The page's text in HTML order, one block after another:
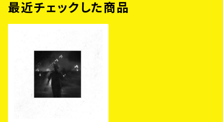
最近チェックした商品